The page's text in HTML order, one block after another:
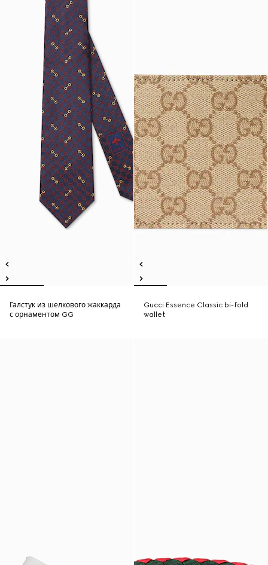
Галстук из шелкового жаккарда
с орнаментом GG
Gucci Essence Classic bi-fold
wallet